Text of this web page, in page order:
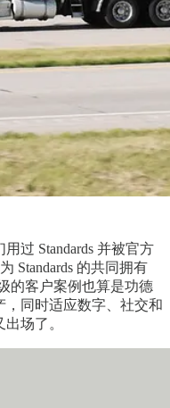
过 Standards 并被官方
Standards 的共同拥有
的客户案例也算是功德
，同时适应数字、社交和
场了。